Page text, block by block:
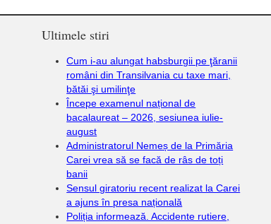
Ultimele stiri
Cum i-au alungat habsburgii pe ţăranii
români din Transilvania cu taxe mari,
bătăi şi umilinţe
Începe examenul național de
bacalaureat – 2026, sesiunea iulie-
august
Administratorul Nemeș de la Primăria
Carei vrea să se facă de râs de toți
banii
Sensul giratoriu recent realizat la Carei
a ajuns în presa națională
Poliția informează. Accidente rutiere,